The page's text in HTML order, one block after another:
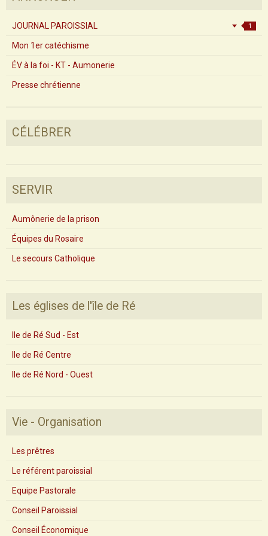
JOURNAL PAROISSIAL 1
Mon 1er catéchisme
ÉV à la foi - KT - Aumonerie
Presse chrétienne
CÉLÉBRER
SERVIR
Aumônerie de la prison
Équipes du Rosaire
Le secours Catholique
Les églises de l'île de Ré
Ile de Ré Sud - Est
Ile de Ré Centre
Ile de Ré Nord - Ouest
Vie - Organisation
Les prêtres
Le référent paroissial
Equipe Pastorale
Conseil Paroissial
Conseil Économique